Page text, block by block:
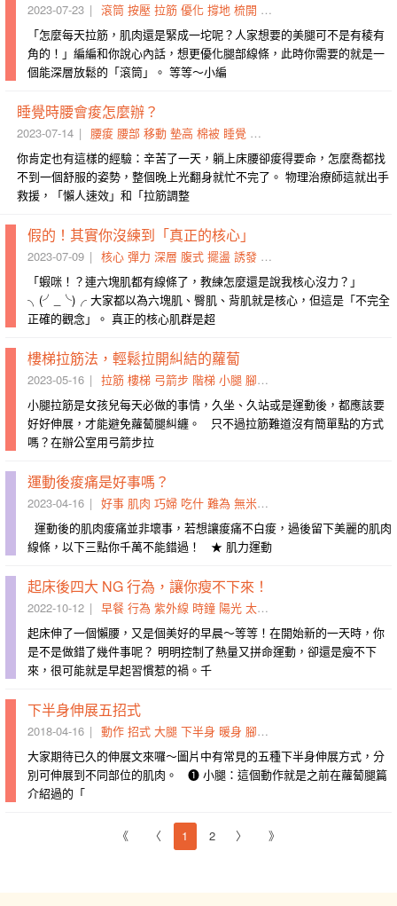
2023-07-23 滾筒 按壓 拉筋 優化 撐地 梳開 梳子
「怎麼每天拉筋，肌肉還是緊成一坨呢？人家想要的美腿可不是有稜有
角的！」編編和你說心內話，想更優化腿部線條，此時你需要的就是一
個能深層放鬆的「滾筒」。 等等～小編
睡覺時腰會痠怎麼辦？
2023-07-14 腰痠 腰部 移動 墊高 棉被 睡覺 空隙
你肯定也有這樣的經驗：辛苦了一天，躺上床腰卻痠得要命，怎麼喬都找
不到一個舒服的姿勢，整個晚上光翻身就忙不完了。 物理治療師這就出手
救援，「懶人速效」和「拉筋調整
假的！其實你沒練到「真正的核心」
2023-07-09 核心 彈力 深層 腹式 擺盪 誘發 人魚線
「蝦咪！？連六塊肌都有線條了，教練怎麼還是說我核心沒力？」
╮(╯_╰)╭ 大家都以為六塊肌、臀肌、背肌就是核心，但這是「不完全
正確的觀念」。 真正的核心肌群是超
樓梯拉筋法，輕鬆拉開糾結的蘿蔔
2023-05-16 拉筋 樓梯 弓箭步 階梯 小腿 腳跟
小腿拉筋是女孩兒每天必做的事情，久坐、久站或是運動後，都應該要
好好伸展，才能避免蘿蔔腿糾纏。 只不過拉筋難道沒有簡單點的方式
嗎？在辦公室用弓箭步拉
運動後痠痛是好事嗎？
2023-04-16 好事 肌肉 巧婦 吃什 難為 無米之炊
運動後的肌肉痠痛並非壞事，若想讓痠痛不白痠，過後留下美麗的肌肉
線條，以下三點你千萬不能錯過！ ★ 肌力運動
起床後四大 NG 行為，讓你瘦不下來！
2022-10-12 早餐 行為 紫外線 時鐘 陽光 太陽
​​起床伸了一個懶腰，又是個美好的早晨～等等！在開始新的一天時，你
是不是做錯了幾件事呢？ 明明控制了熱量又拼命運動，卻還是瘦不下
來，很可能就是早起習慣惹的禍。千
下半身伸展五招式
2018-04-16 動作 招式 大腿 下半身 暖身 腳掌
大家期待已久的伸展文來囉～圖片中有常見的五種下半身伸展方式，分
別可伸展到不同部位的肌肉。 ❶ 小腿：這個動作就是之前在蘿蔔腿篇
介紹過的「
《 〈 1 2 〉 》